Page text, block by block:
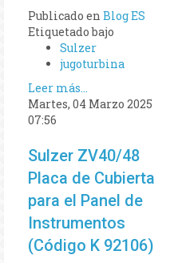
Publicado en Blog ES
Etiquetado bajo
Sulzer
jugoturbina
Leer más...
Martes, 04 Marzo 2025
07:56
Sulzer ZV40/48
Placa de Cubierta
para el Panel de
Instrumentos
(Código K 92106)